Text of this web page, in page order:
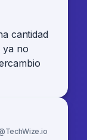
cantidad
ya no